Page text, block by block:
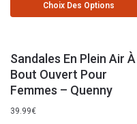
Choix Des Options
Sandales En Plein Air À
Bout Ouvert Pour
Femmes – Quenny
39.99€